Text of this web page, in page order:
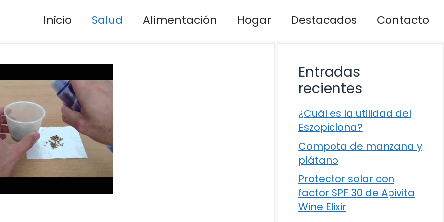
Inicio Salud Alimentación Hogar Destacados Contacto
Entradas
recientes
¿Cuál es la utilidad del
Eszopiclona?
Compota de manzana y
plátano
Protector solar con
factor SPF 30 de Apivita
Wine Elixir